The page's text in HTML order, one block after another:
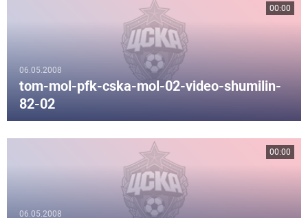
06.05.2008
tom-mol-pfk-cska-mol-02-video-shumilin-
82-02
00:00
06.05.2008
00:00